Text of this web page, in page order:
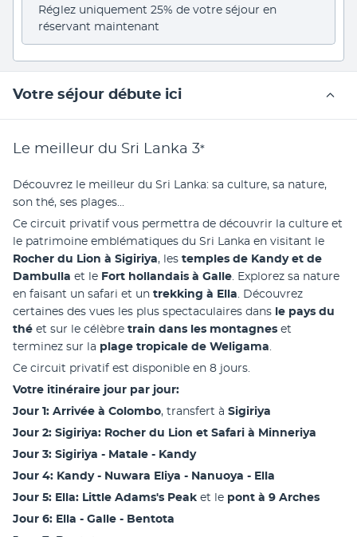
Réglez uniquement 25% de votre séjour en
réservant maintenant
Votre séjour débute ici
Le meilleur du Sri Lanka 3*
Découvrez le meilleur du Sri Lanka: sa culture, sa nature,
son thé, ses plages...
Ce circuit privatif vous permettra de découvrir la culture et
Rocher du Lion à Sigiriya, les temples de Kandy et de
Dambulla et le Fort hollandais à Galle . Explorez sa nature
en faisant un safari et un trekking à Ella . Découvrez
certaines des vues les plus spectaculaires dans le pays du
thé et sur le célèbre train dans les montagnes et
terminez sur la plage tropicale de Weligama
Ce circuit privatif est disponible en 8 jours.
Votre itinéraire jour par jour:
Jour 1: Arrivée à Colombo, transfert à Sigiriya
Jour 2: Sigiriya: Rocher du Lion et Safari à Minneriya
Jour 3: Sigiriya - Matale - Kandy
Jour 4: Kandy - Nuwara Eliya - Nanuoya - Ella
Jour 5: Ella: Little Adams's Peak et le pont à 9 Arches
Jour 6: Ella - Galle - Bentota